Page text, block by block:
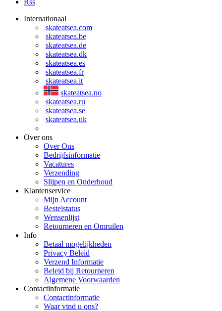
Internationaal
skateatsea.com
skateatsea.be
skateatsea.de
skateatsea.dk
skateatsea.es
skateatsea.fr
skateatsea.it
skateatsea.no
skateatsea.ru
skateatsea.se
skateatsea.uk
Over ons
Over Ons
Bedrijfsinformatie
Vacatures
Verzending
Slijpen en Onderhoud
Klantenservice
Mijn Account
Bestelstatus
Wensenlijst
Retourneren en Omruilen
Info
Betaal mogelijkheden
Privacy Beleid
Verzend Informatie
Beleid bij Retourneren
Algemene Voorwaarden
Contactinformatie
Contactinformatie
Waar vind u ons?